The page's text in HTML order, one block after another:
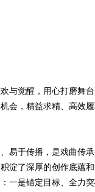
觉醒，用心打磨舞台
，精益求精、高效履
于传播，是戏曲传承
淀了深厚的创作底蕴和
一是锚定目标、全力